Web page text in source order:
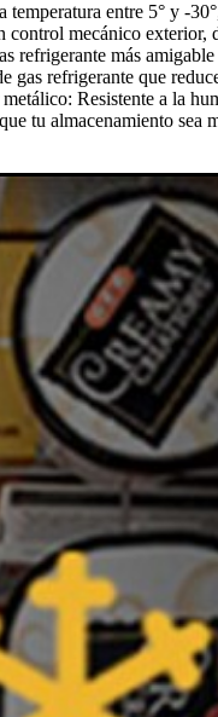
entre 5° y -
control mecánico
refrigerante más
refrigerante que
Resistente a la
tu almacenamiento sea